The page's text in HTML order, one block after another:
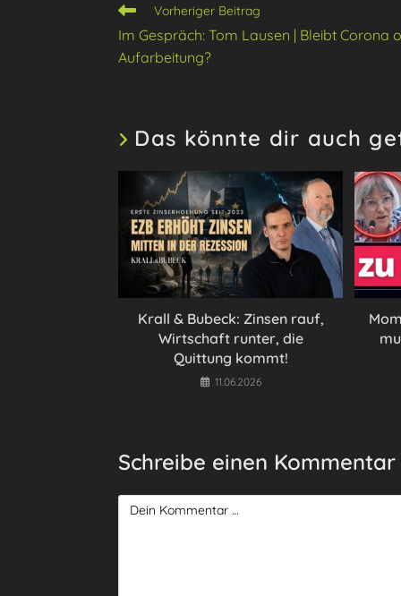
Weitere
Artikel
ansehen
Vorheriger Beitrag
Im Gespräch: Tom Lausen | Bleibt Corona
Aufarbeitung?
Das könnte dir auch
Krall & Bubeck: Zinsen rauf,
Wirtschaft runter, die
Quittung kommt!
11.06.2026
Schreibe einen Kommentar
Kommentar